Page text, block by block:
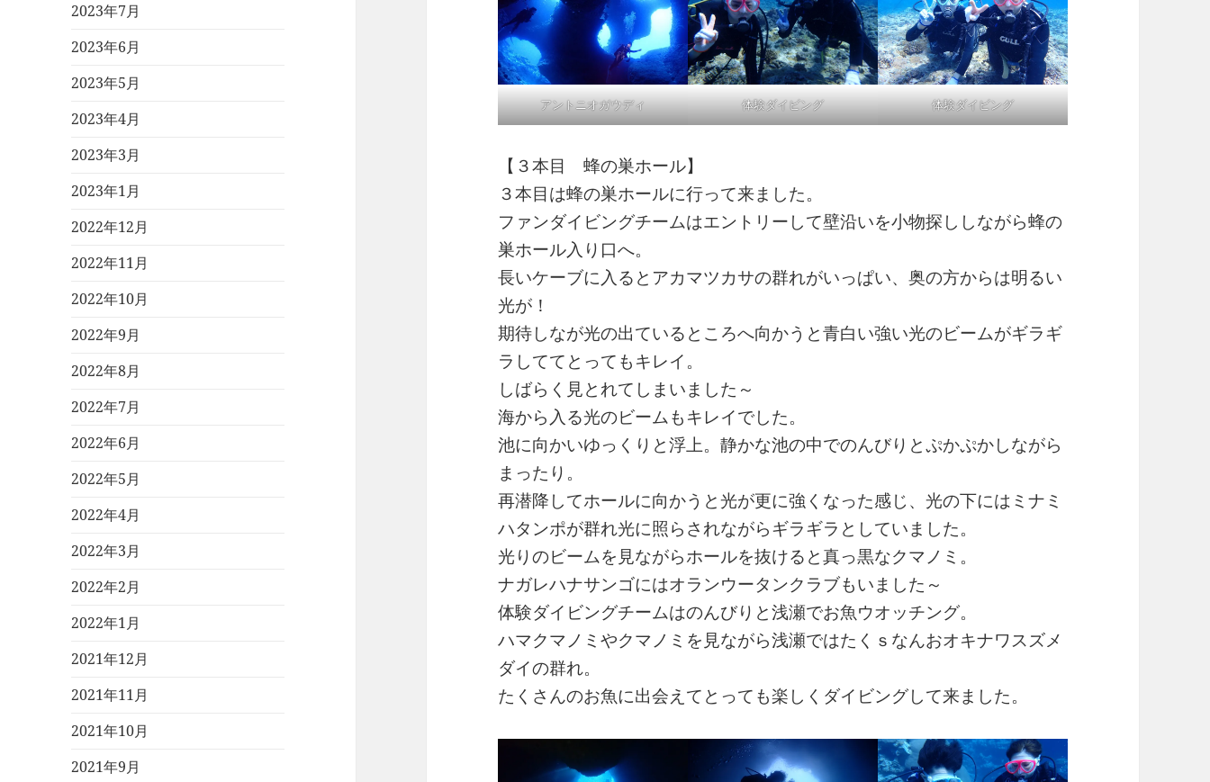
2023年7月
2023年6月
2023年5月
2023年4月
2023年3月
2023年1月
2022年12月
2022年11月
2022年10月
2022年9月
2022年8月
2022年7月
2022年6月
2022年5月
2022年4月
2022年3月
2022年2月
2022年1月
2021年12月
2021年11月
2021年10月
2021年9月
アントニオガウディ 体験ダイビング 体験ダイビング
【３本目 蜂の巣ホール】
３本目は蜂の巣ホールに行って来ました。
ファンダイビングチームはエントリーして壁沿いを小物探ししながら蜂の
巣ホール入り口へ。
長いケーブに入るとアカマツカサの群れがいっぱい、奥の方からは明るい
光が！
期待しなが光の出ているところへ向かうと青白い強い光のビームがギラギ
ラしててとってもキレイ。
しばらく見とれてしまいました～
海から入る光のビームもキレイでした。
池に向かいゆっくりと浮上。静かな池の中でのんびりとぷかぷかしながら
まったり。
再潜降してホールに向かうと光が更に強くなった感じ、光の下にはミナミ
ハタンポが群れ光に照らされながらギラギラとしていました。
光りのビームを見ながらホールを抜けると真っ黒なクマノミ。
ナガレハナサンゴにはオランウータンクラブもいました～
体験ダイビングチームはのんびりと浅瀬でお魚ウオッチング。
ハマクマノミやクマノミを見ながら浅瀬ではたくｓなんおオキナワスズメ
ダイの群れ。
たくさんのお魚に出会えてとっても楽しくダイビングして来ました。